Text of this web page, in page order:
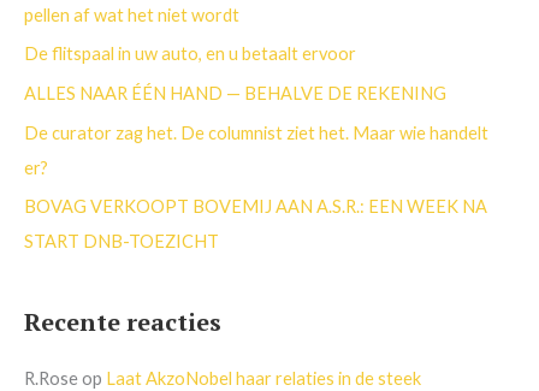
a
a
r
pellen af wat het niet wordt
De flitspaal in uw auto, en u betaalt ervoor
ALLES NAAR ÉÉN HAND — BEHALVE DE REKENING
De curator zag het. De columnist ziet het. Maar wie handelt
er?
BOVAG VERKOOPT BOVEMIJ AAN A.S.R.: EEN WEEK NA
START DNB-TOEZICHT
Recente reacties
R.Roseop Laat AkzoNobel haar relaties in de steek